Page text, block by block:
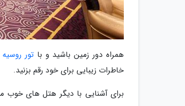
همراه دور زمین باشید و باتور روسیه
خاطرات زیبایی برای خود رقم بزنید.
برای آشنایی با دیگر هتل های خوب